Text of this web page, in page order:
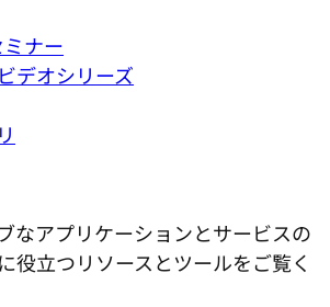
ナー
デオシリーズ
なアプリケーションとサービスの
役立つリソースとツールをご覧く